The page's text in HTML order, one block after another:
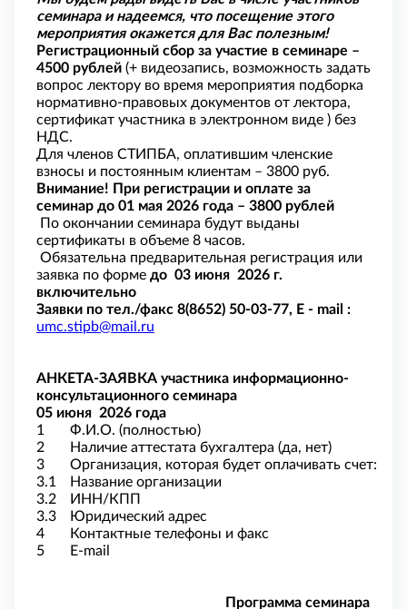
семинара и надеемся, что посещение этого
мероприятия окажется для Вас полезным!
Регистрационный сбор за участие в семинаре –
4500 рублей (+ видеозапись, возможность задать
вопрос лектору во время мероприятия подборка
нормативно-правовых документов от лектора,
сертификат участника в электронном виде ) без
НДС.
Для членов СТИПБА, оплатившим членские
взносы и постоянным клиентам – 3800 руб.
Внимание! При регистрации и оплате за
семинар до 01 мая 2026 года – 3800 рублей
По окончании семинара будут выданы
сертификаты в объеме 8 часов.
Обязательна предварительная регистрация или
заявка по форме до 03 июня 2026 г.
включительно
Заявки по тел./факс 8(8652) 50-03-77, E - mail :
umc.stipb@mail.ru
АНКЕТА-ЗАЯВКА участника информационно-
консультационного семинара
05 июня 2026 года
1
Ф.И.О. (полностью)
2
Наличие аттестата бухгалтера (да, нет)
3
Организация, которая будет оплачивать счет:
3.1
Название организации
3.2
ИНН/КПП
3.3
Юридический адрес
4
Контактные телефоны и факс
5
E-mail
Программа семинара